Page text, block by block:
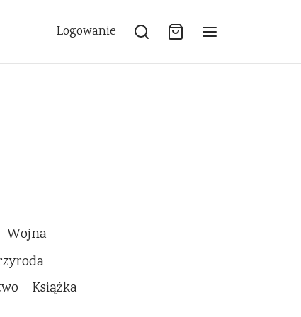
Logowanie
Wojna
Książka